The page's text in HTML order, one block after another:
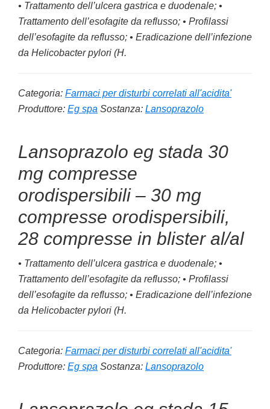
• Trattamento dell’ulcera gastrica e duodenale; •
Trattamento dell’esofagite da reflusso; • Profilassi
dell’esofagite da reflusso; • Eradicazione dell’infezione
da Helicobacter pylori (H.
Categoria: Farmaci per disturbi correlati all'acidita'
Produttore: Eg spa Sostanza: Lansoprazolo
Lansoprazolo eg stada 30
mg compresse
orodispersibili – 30 mg
compresse orodispersibili,
28 compresse in blister al/al
• Trattamento dell’ulcera gastrica e duodenale; •
Trattamento dell’esofagite da reflusso; • Profilassi
dell’esofagite da reflusso; • Eradicazione dell’infezione
da Helicobacter pylori (H.
Categoria: Farmaci per disturbi correlati all'acidita'
Produttore: Eg spa Sostanza: Lansoprazolo